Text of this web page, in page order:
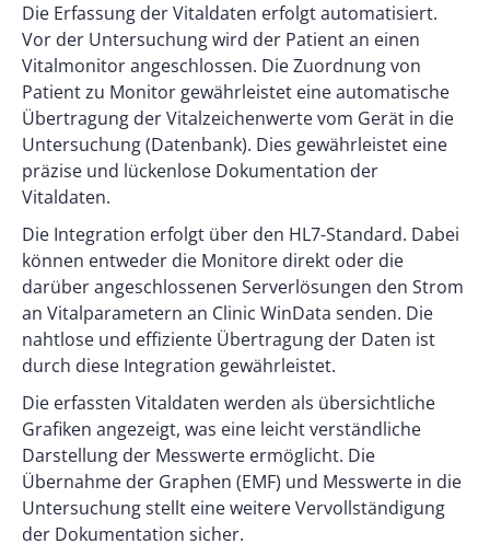
Die Erfassung der Vitaldaten erfolgt automatisiert.
Vor der Untersuchung wird der Patient an einen
Vitalmonitor angeschlossen. Die Zuordnung von
Patient zu Monitor gewährleistet eine automatische
Übertragung der Vitalzeichenwerte vom Gerät in die
Untersuchung (Datenbank). Dies gewährleistet eine
präzise und lückenlose Dokumentation der
Vitaldaten.
Die Integration erfolgt über den HL7-Standard. Dabei
können entweder die Monitore direkt oder die
darüber angeschlossenen Serverlösungen den Strom
an Vitalparametern an Clinic WinData senden. Die
nahtlose und effiziente Übertragung der Daten ist
durch diese Integration gewährleistet.
Die erfassten Vitaldaten werden als übersichtliche
Grafiken angezeigt, was eine leicht verständliche
Darstellung der Messwerte ermöglicht. Die
Übernahme der Graphen (EMF) und Messwerte in die
Untersuchung stellt eine weitere Vervollständigung
der Dokumentation sicher.